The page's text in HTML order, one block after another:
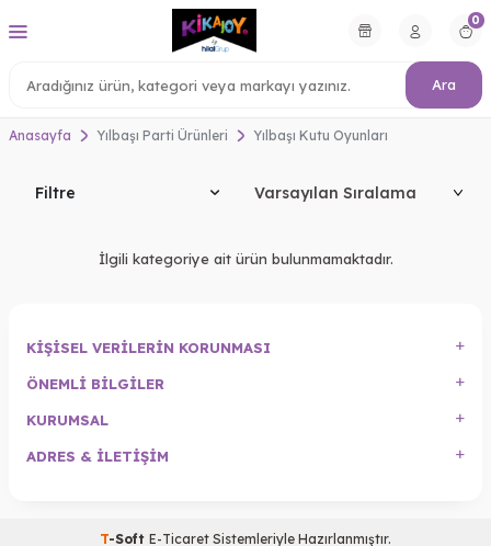
Ara
0
Anasayfa Yılbaşı Parti Ürünleri Yılbaşı Kutu Oyunları
Filtre
İlgili kategoriye ait ürün bulunmamaktadır.
KIŞISEL VERILERIN KORUNMASI
ÖNEMLI BILGILER
KURUMSAL
ADRES & İLETIŞIM
T-Soft E-Ticaret Sistemleriyle Hazırlanmıştır.